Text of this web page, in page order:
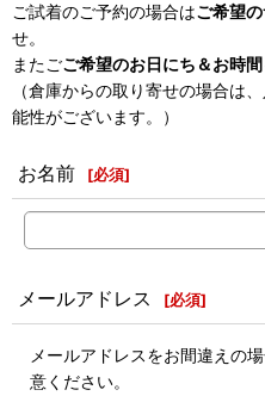
ご試着のご予約の場合はご希望
せ。
またごご希望のお日にち＆お時間
（倉庫からの取り寄せの場合は
能性がございます。）
お名前 [必須]
メールアドレス [必須]
メールアドレスをお間違えの
意ください。